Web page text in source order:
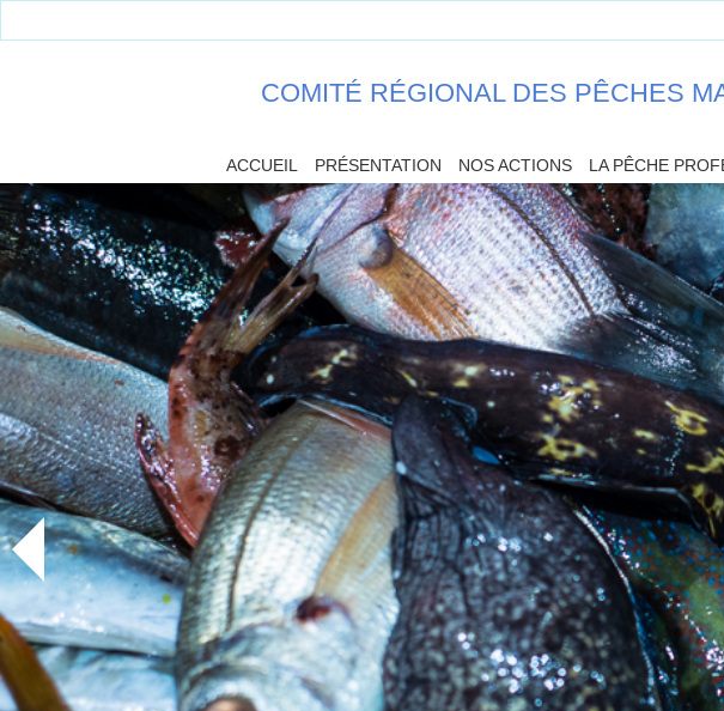
COMITÉ RÉGIONAL DES PÊCHES
ACCUEIL PRÉSENTATION NOS ACTIONS LA PÊCHE